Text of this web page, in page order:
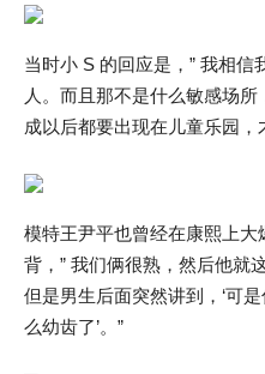
当时小 S 的回应是，” 我相
人。而且那不是什么敏感场
成以后都要出现在儿童乐园，
模特王尹平也曾经在康熙上
背，” 我们俩很熟，然后他就
但是男生后面突然讲到，‘可
么幼齿了’。”